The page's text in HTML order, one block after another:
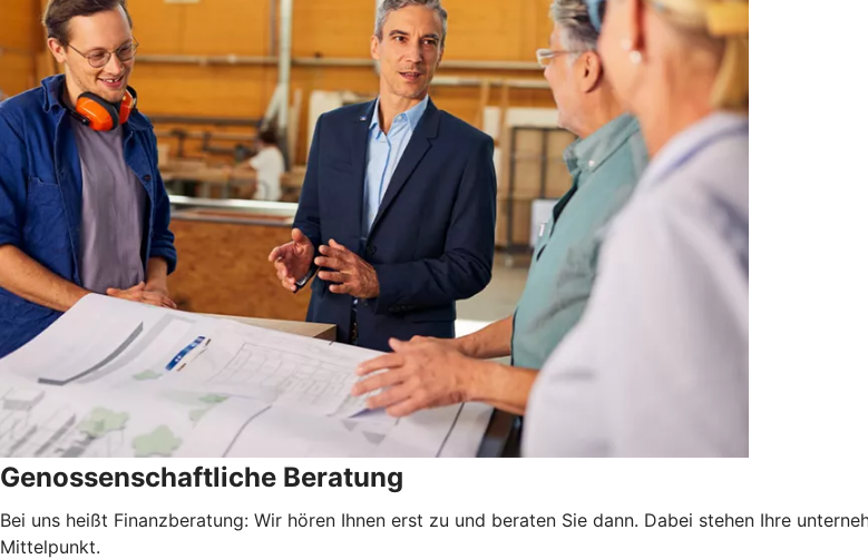
Genossenschaftliche Beratung
Bei uns heißt Finanzberatung: Wir hören Ihnen erst zu und beraten Sie dann. Dabei stehen Ihre
Mittelpunkt.